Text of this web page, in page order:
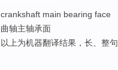
crankshaft main bearing face
曲轴主轴承面
以上为机器翻译结果，长、整